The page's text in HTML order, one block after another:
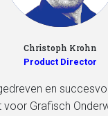
Christoph Krohn
Product Director
en
voor Grafisch